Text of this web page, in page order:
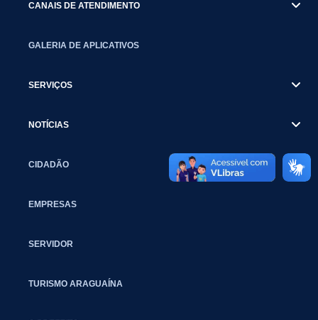
CANAIS DE ATENDIMENTO
GALERIA DE APLICATIVOS
SERVIÇOS
NOTÍCIAS
CIDADÃO
EMPRESAS
SERVIDOR
TURISMO ARAGUAÍNA